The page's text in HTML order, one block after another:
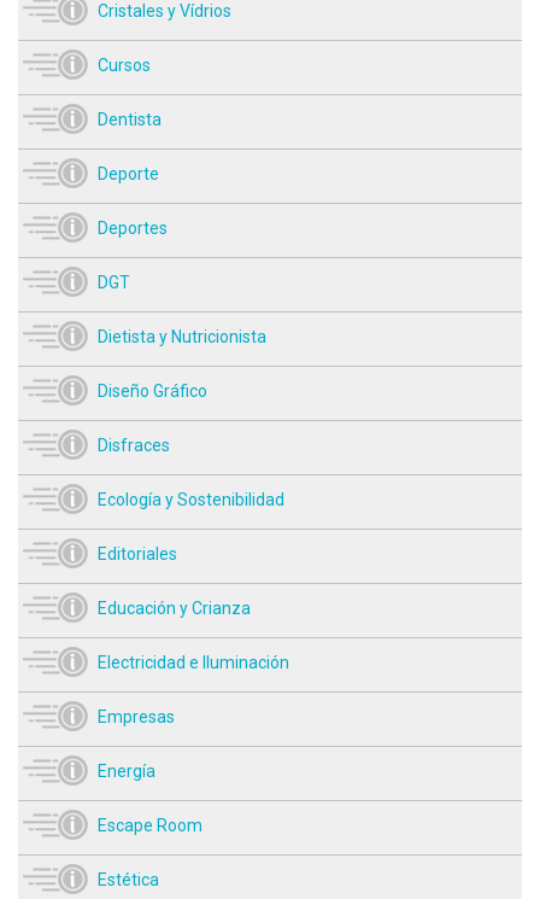
Cristales y Vídrios
Cursos
Dentista
Deporte
Deportes
DGT
Dietista y Nutricionista
Diseño Gráfico
Disfraces
Ecología y Sostenibilidad
Editoriales
Educación y Crianza
Electricidad e Iluminación
Empresas
Energía
Escape Room
Estética